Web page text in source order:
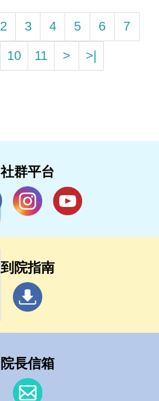
2 3 4 5 6
7
10 11 > >|
社群平台
到院指南
院長信箱